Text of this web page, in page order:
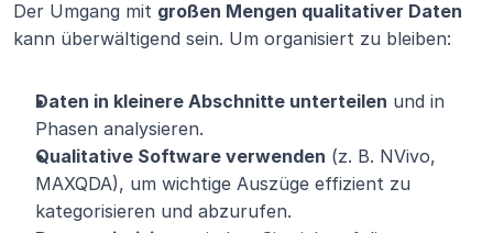
Der Umgang mit großen Mengen qualitativer Daten
kann überwältigend sein. Um organisiert zu bleiben:
Daten in kleinere Abschnitte unterteilen und in
Phasen analysieren.
Qualitative Software verwenden (z. B. NVivo,
MAXQDA), um wichtige Auszüge effizient zu
kategorisieren und abzurufen.